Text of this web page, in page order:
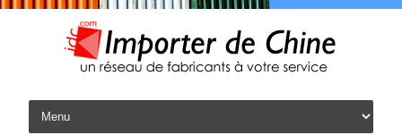
Skip to content